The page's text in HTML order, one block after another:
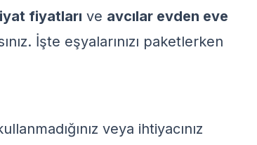
fiyatları ve avcılar evden eve
İşte eşyalarınızı paketlerken
veya ihtiyacınız